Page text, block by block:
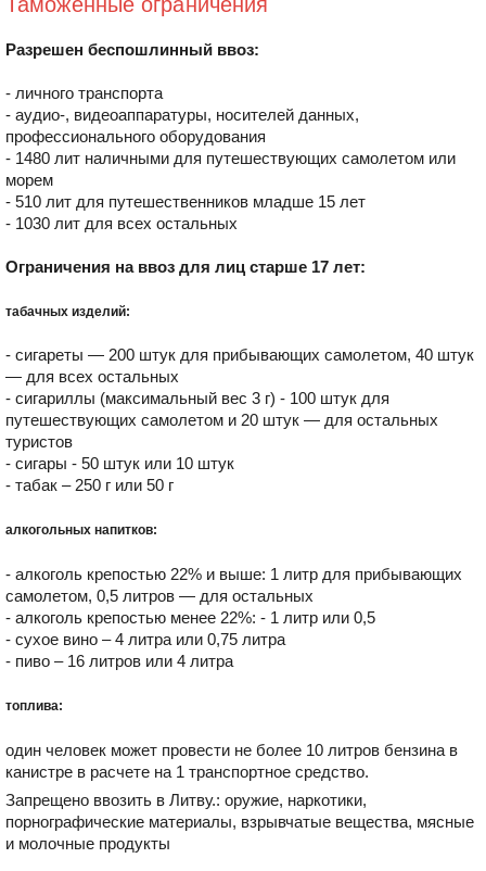
Разрешен беспошлинный ввоз:
- личного транспорта
- аудио-, видеоаппаратуры, носителей данных,
профессионального оборудования
- 1480 лит наличными для путешествующих самолетом или
морем
- 510 лит для путешественников младше 15 лет
- 1030 лит для всех остальных
Ограничения на ввоз для лиц старше 17 лет:
табачных изделий:
- сигареты — 200 штук для прибывающих самолетом, 40 штук
— для всех остальных
- сигариллы (максимальный вес 3 г) - 100 штук для
путешествующих самолетом и 20 штук — для остальных
туристов
- сигары - 50 штук или 10 штук
- табак – 250 г или 50 г
алкогольных напитков:
- алкоголь крепостью 22% и выше: 1 литр для прибывающих
самолетом, 0,5 литров — для остальных
- алкоголь крепостью менее 22%: - 1 литр или 0,5
- сухое вино – 4 литра или 0,75 литра
- пиво – 16 литров или 4 литра
топлива:
один человек может провести не более 10 литров бензина в
канистре в расчете на 1 транспортное средство.
Запрещено ввозить в Литву.: оружие, наркотики,
порнографические материалы, взрывчатые вещества, мясные
и молочные продукты